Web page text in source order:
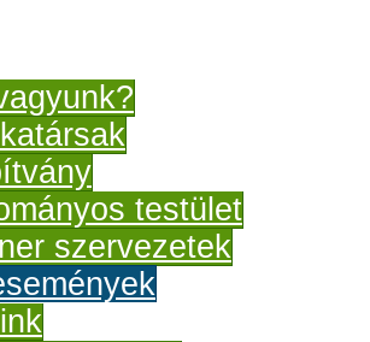
testület
szervezetek